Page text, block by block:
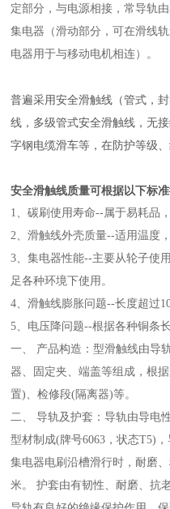
定部分，与电源相接，常导轨
集电器（滑动部分，可在滑线
电器用于与移动电机相连）。
普遍采用安全滑触线（管式，
线，多级管式安全滑触线，无
字钢电缆滑车等，在防护等级
安全滑触线质量可根据以下标准
1、碳刷使用寿命--属于易耗品
2、滑触线外壳质量--适用温度，
3、集电器性能--主要从轮子使
足各种环境下使用。
4、滑触线膨胀问题--长度超过
5、电压降问题--根据各种铜条
一、 产品构造：型滑触线由导
器、固定夹、端盖等组成，根
置)、检修段(隔离器)等。
二、 导轨及护套：导轨由导电
型材制成(牌号6063，状态T5)
集电器电刷沿槽滑行时，耐磨
米。 护套由有韧性、耐磨、抗